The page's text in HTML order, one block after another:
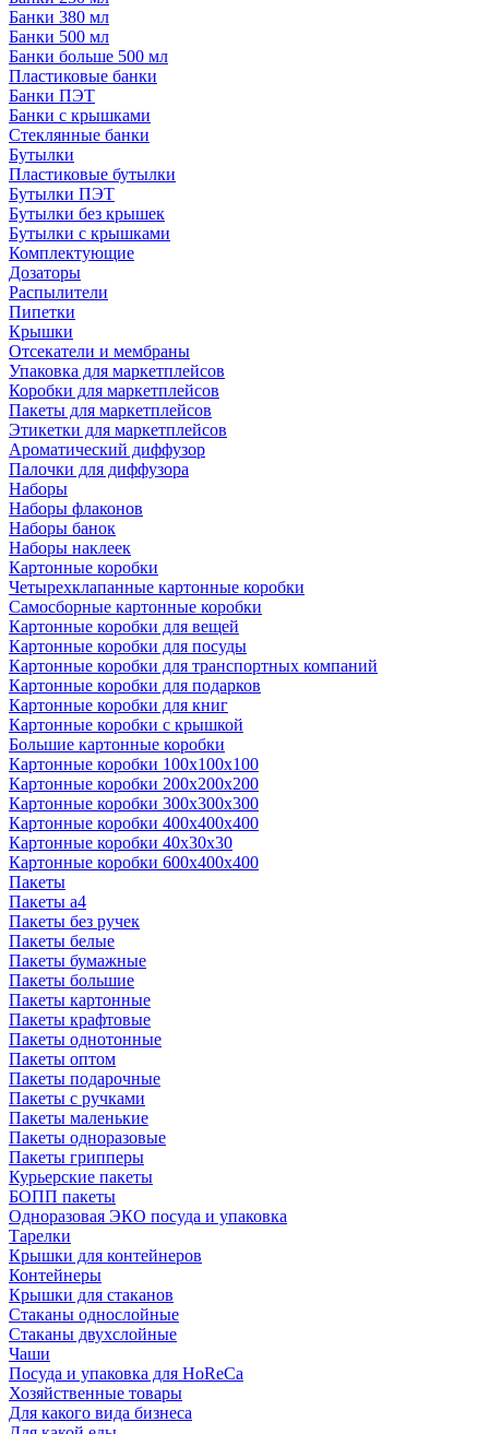
Банки 380 мл
Банки 500 мл
Банки больше 500 мл
Пластиковые банки
Банки ПЭТ
Банки с крышками
Стеклянные банки
Бутылки
Пластиковые бутылки
Бутылки ПЭТ
Бутылки без крышек
Бутылки с крышками
Комплектующие
Дозаторы
Распылители
Пипетки
Крышки
Отсекатели и мембраны
Упаковка для маркетплейсов
Коробки для маркетплейсов
Пакеты для маркетплейсов
Этикетки для маркетплейсов
Ароматический диффузор
Палочки для диффузора
Наборы
Наборы флаконов
Наборы банок
Наборы наклеек
Картонные коробки
Четырехклапанные картонные коробки
Самосборные картонные коробки
Картонные коробки для вещей
Картонные коробки для посуды
Картонные коробки для транспортных компаний
Картонные коробки для подарков
Картонные коробки для книг
Картонные коробки с крышкой
Большие картонные коробки
Картонные коробки 100x100x100
Картонные коробки 200x200x200
Картонные коробки 300x300x300
Картонные коробки 400x400x400
Картонные коробки 40x30x30
Картонные коробки 600x400x400
Пакеты
Пакеты а4
Пакеты без ручек
Пакеты белые
Пакеты бумажные
Пакеты большие
Пакеты картонные
Пакеты крафтовые
Пакеты однотонные
Пакеты оптом
Пакеты подарочные
Пакеты с ручками
Пакеты маленькие
Пакеты одноразовые
Пакеты грипперы
Курьерские пакеты
БОПП пакеты
Одноразовая ЭКО посуда и упаковка
Тарелки
Крышки для контейнеров
Контейнеры
Крышки для стаканов
Стаканы однослойные
Стаканы двухслойные
Чаши
Посуда и упаковка для HoReCa
Хозяйственные товары
Для какого вида бизнеса